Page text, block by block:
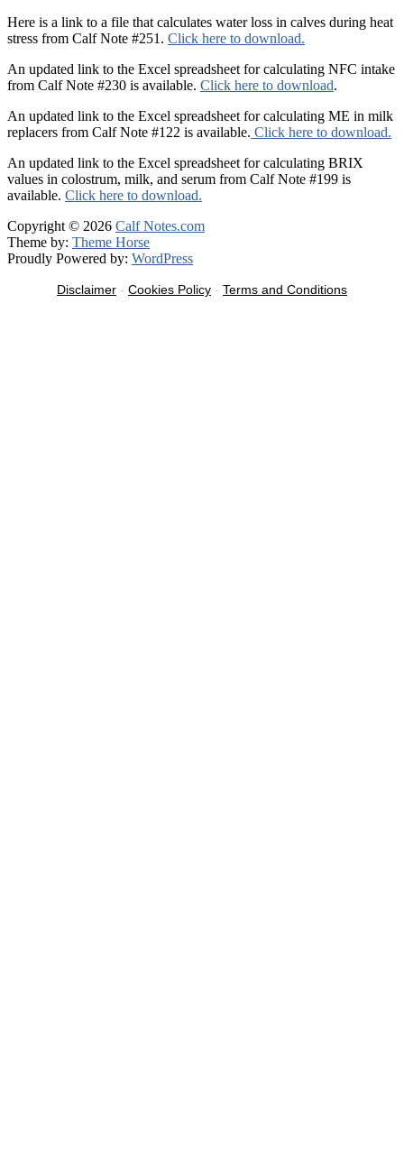
Here is a link to a file that calculates water loss in calves during heat
stress from Calf Note #251. Click here to download.
An updated link to the Excel spreadsheet for calculating NFC intake
from Calf Note #230 is available. Click here to download.
An updated link to the Excel spreadsheet for calculating ME in milk
replacers from Calf Note #122 is available. Click here to download.
An updated link to the Excel spreadsheet for calculating BRIX
values in colostrum, milk, and serum from Calf Note #199 is
available. Click here to download.
Copyright © 2026 Calf Notes.com
Theme by: Theme Horse
Proudly Powered by: WordPress
Disclaimer - Cookies Policy - Terms and Conditions